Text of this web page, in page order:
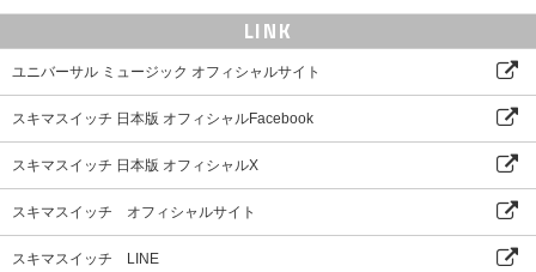
14. 「バーチャルタクヤ」(2022.11.23 at 新潟テルサ)
LINK
ユニバーサル ミュージック オフィシャルサイト
スキマスイッチ 日本版 オフィシャルFacebook
スキマスイッチ 日本版 オフィシャルX
スキマスイッチ オフィシャルサイト
スキマスイッチ LINE